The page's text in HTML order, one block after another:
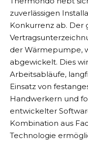
zuverlässigen
Konkurrenz ab. Der
der Wärmepumpe,
abgewickelt. Dies
Arbeitsabläufe,
Einsatz von
Handwerkern und
entwickelter
Kombination aus
Technologie